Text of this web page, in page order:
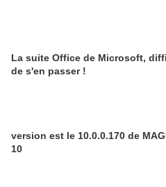
La suite Office de Microsoft,
de s'en passer !
version est le 10.0.0.170 de
10